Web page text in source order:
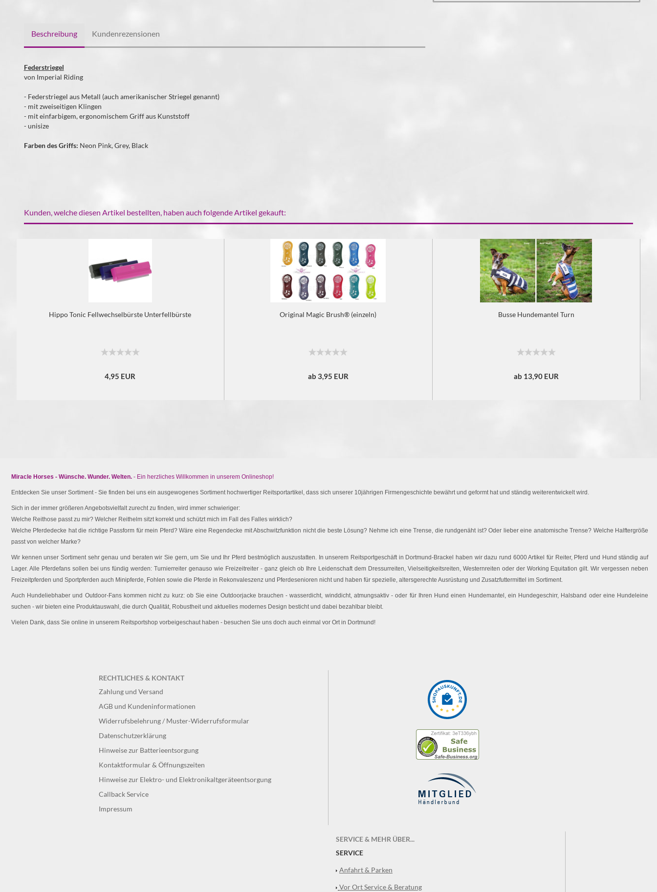
Beschreibung Kundenrezensionen
Federstriegel
von Imperial Riding
- Federstriegel aus Metall (auch amerikanischer Striegel genannt)
- mit zweiseitigen Klingen
- mit einfarbigem, ergonomischem Griff aus Kunststoff
- unisize
Farben des Griffs: Neon Pink, Grey, Black
Kunden, welche diesen Artikel bestellten, haben auch folgende Artikel gekauft:
Hippo Tonic Fellwechselbürste Unterfellbürste
4,95 EUR
Original Magic Brush® (einzeln)
ab 3,95 EUR
Busse Hundemantel Turn
ab 13,90 EUR
Miracle Horses - Wünsche. Wunder. Welten. - Ein herzliches Willkommen in unserem Onlineshop!
Entdecken Sie unser Sortiment - Sie finden bei uns ein ausgewogenes Sortiment hochwertiger Reitsportartikel, dass sich unserer 10jährigen Firmengeschichte bewährt und geformt hat und ständig weiterentwickelt wird.
Sich in der immer größeren Angebotsvielfalt zurecht zu finden, wird immer schwieriger:
Welche Reithose passt zu mir? Welcher Reithelm sitzt korrekt und schützt mich im Fall des Falles wirklich?
Welche Pferdedecke hat die richtige Passform für mein Pferd? Wäre eine Regendecke mit Abschwitzfunktion nicht die beste Lösung? Nehme ich eine Trense, die rundgenäht ist? Oder lieber eine anatomische Trense? Welche Halftergröße
passt von welcher Marke?
Wir kennen unser Sortiment sehr genau und beraten wir Sie gern, um Sie und Ihr Pferd bestmöglich auszustatten. In unserem Reitsportgeschäft in Dortmund-Brackel haben wir dazu rund 6000 Artikel für Reiter, Pferd und Hund ständig auf
Lager. Alle Pferdefans sollen bei uns fündig werden: Turnierreiter genauso wie Freizeitreiter - ganz gleich ob Ihre Leidenschaft dem Dressurreiten, Vielseitigkeitsreiten, Westernreiten oder der Working Equitation gilt. Wir vergessen neben
Freizeitpferden und Sportpferden auch Minipferde, Fohlen sowie die Pferde in Rekonvaleszenz und Pferdesenioren nicht und haben für spezielle, altersgerechte Ausrüstung und Zusatzfuttermittel im Sortiment.
Auch Hundeliebhaber und Outdoor-Fans kommen nicht zu kurz: ob Sie eine Outdoorjacke brauchen - wasserdicht, winddicht, atmungsaktiv - oder für Ihren Hund einen Hundemantel, ein Hundegeschirr, Halsband oder eine Hundeleine
suchen - wir bieten eine Produktauswahl, die durch Qualität, Robustheit und aktuelles modernes Design besticht und dabei bezahlbar bleibt.
Vielen Dank, dass Sie online in unserem Reitsportshop vorbeigeschaut haben - besuchen Sie uns doch auch einmal vor Ort in Dortmund!
RECHTLICHES & KONTAKT
Zahlung und Versand
AGB und Kundeninformationen
Widerrufsbelehrung / Muster-Widerrufsformular
Datenschutzerklärung
Hinweise zur Batterieentsorgung
Kontaktformular & Öffnungszeiten
Hinweise zur Elektro- und Elektronikaltgeräteentsorgung
Callback Service
Impressum
SERVICE & MEHR ÜBER...
SERVICE
Anfahrt & Parken
Vor Ort Service & Beratung